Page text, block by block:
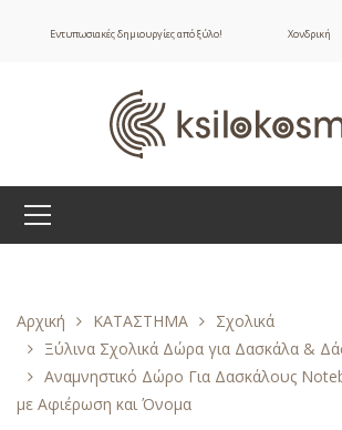
Εντυπωσιακές δημιουργίες από ξύλο! Χονδρική
Αρχική ΚΑΤΑΣΤΗΜΑ
Σχολικά
Ξύλινα Σχολικά Δώρα για Δασκάλα &
Αναμνηστικό Δώρο Για Δασκάλους
με Αφιέρωση και Όνομα